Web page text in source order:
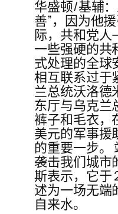
华盛顿/基辅
善”，因为他
际，共和党人
一些强硬的共
式处理的全球
相互联系过于
兰总统沃洛德
东厅与乌克兰
裤子和毛衣，
美元的军事援
的重要一步。
袭击我们城市
斯表示，它于
述为一场无端
自来水。